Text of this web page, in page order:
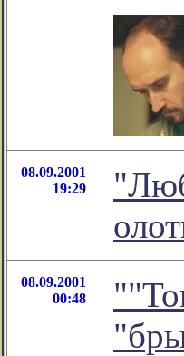
08.09.2001
19:29
08.09.2001
00:48